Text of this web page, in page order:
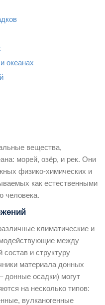
океанах
вещества,
морей, озёр, и рек. Они
физико-химических и
как естественными
человека.
климатические и
между
и структуру
материала донных
донные осадки) могут
на несколько типов:
вулканогенные